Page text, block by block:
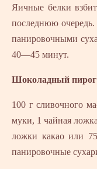
Яичные белки
последнюю
панировочными
40—45 минут.
Шоколадный пирог
100 г сливочного
муки, 1 чайная
ложки какао или
панировочные